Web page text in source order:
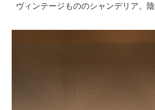
ヴィンテージもののシャンデリア。